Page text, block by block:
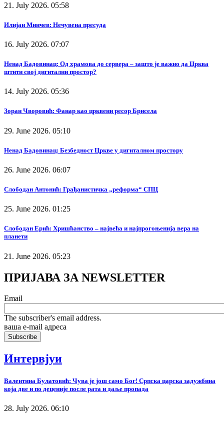
21. July 2026. 05:58
Илијан Минчев: Нечувена пресуда
16. July 2026. 07:07
Ненад Бадовинац: Од храмова до сервера – зашто је важно да Црква
штити свој дигитални простор?
14. July 2026. 05:36
Зоран Чворовић: Фанар као црквени ресор Брисела
29. June 2026. 05:10
Ненад Бадовинац: Безбедност Цркве у дигиталном простору
26. June 2026. 06:07
Слободан Антонић: Грађанистичка „реформа“ СПЦ
25. June 2026. 01:25
Слободан Ерић: Хришћанство – највећа и најпрогоњенија вера на
планети
21. June 2026. 05:23
ПРИЈАВА ЗА NEWSLETTER
Email
The subscriber's email address.
ваша е-mail адреса
Интервјуи
Валентина Булатовић: Чува је још само Бог! Српска царска задужбина
која две и по деценије после рата и даље пропада
28. July 2026. 06:10